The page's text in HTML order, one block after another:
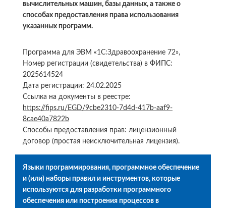
вычислительных машин, базы данных, а также о
способах предоставления права использования
указанных программ.
Программа для ЭВМ «1С:Здравоохранение 72»,
Номер регистрации (свидетельства) в ФИПС:
2025614524
Дата регистрации: 24.02.2025
Ссылка на документы в реестре:
https://fips.ru/EGD/9cbe2310-7d4d-417b-aaf9-
8cae40a7822b
Способы предоставления прав: лицензионный
договор (простая неисключительная лицензия).
Языки программирования, программное обеспечение
и (или) наборы правил и инструментов, которые
используются для разработки программного
обеспечения или построения процессов в